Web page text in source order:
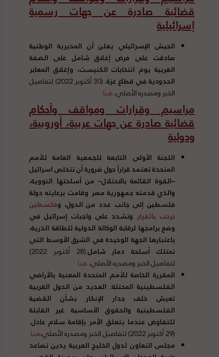
قضائية صادرة عن جهات رسمية
إسرائيلية
الجيش الإسرائيلي يعلن أن المديرية الوطنية
صادقت على فرض إغلاق شامل على الضفة
الغربية يوم انتخابات الكنيست، وإغلاق المعابر
الحدودية في قطاع غزة.
(30 أكتوبر 2022) لتفاصيل
الخبر ومصدره الأصلي،هنا
مراسيم وقرارات ومواقف وأحكام
قضائية صادرة عن جهات عربية، أوروبية،
ودولية
اللجنة الأولى التابعة للجمعية العامة للأمم
المتحدة تعتمد قراراً حول ضرورة أن تتخلص اسرائيل
–القوة القائمة بالاحتلال– من أسلحتها النووية،
والذي قدمته جمهورية مصر وقامت برعايته دولة
فلسطين إلى جانب عدد من الدول، وفلسطين
ترحب بالقرار وتشدد على واجبات إسرائيل في
وضع برامجها لرقابة الوكالة الدولية للطاقة الذرية،
باعتبارها الجهة الوحيدة في الشرق الأوسط التي
تمتلك أسلحة دمار شامل.
(28 أكتوبر 2022)
لتفاصيل الخبر ومصدره الأصلي،هنا
المقررة الخاصة للأمم المتحدة المعنية بالأراضي
الفلسطينية المحتلة: العديد من الدول الغربية
تعيش خلف جدار الإنكار بشأن القضية
الفلسطينية والحقوق الأساسية غير القابلة
للتفاوض عندما يتعلق الأمر بإقامة سلام عادل.
(29 أكتوبر 2022) لتفاصيل الخبر ومصدره الأصلي،
هنا
مجلس التعاون لدول الخليج العربية يدين تصاعد